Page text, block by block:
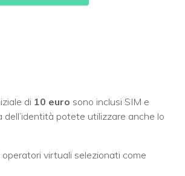
di 10 euro sono inclusi SIM e
dell’identità potete utilizzare anche lo
operatori virtuali selezionati come